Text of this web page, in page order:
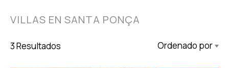
VILLAS EN SANTA PONÇA
Actualizado Descendente
3 Resultados